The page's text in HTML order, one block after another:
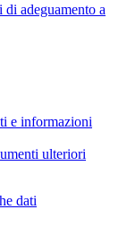
adeguamento a
e informazioni
ulteriori
dati